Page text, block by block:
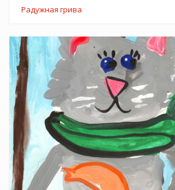
Радужная грива